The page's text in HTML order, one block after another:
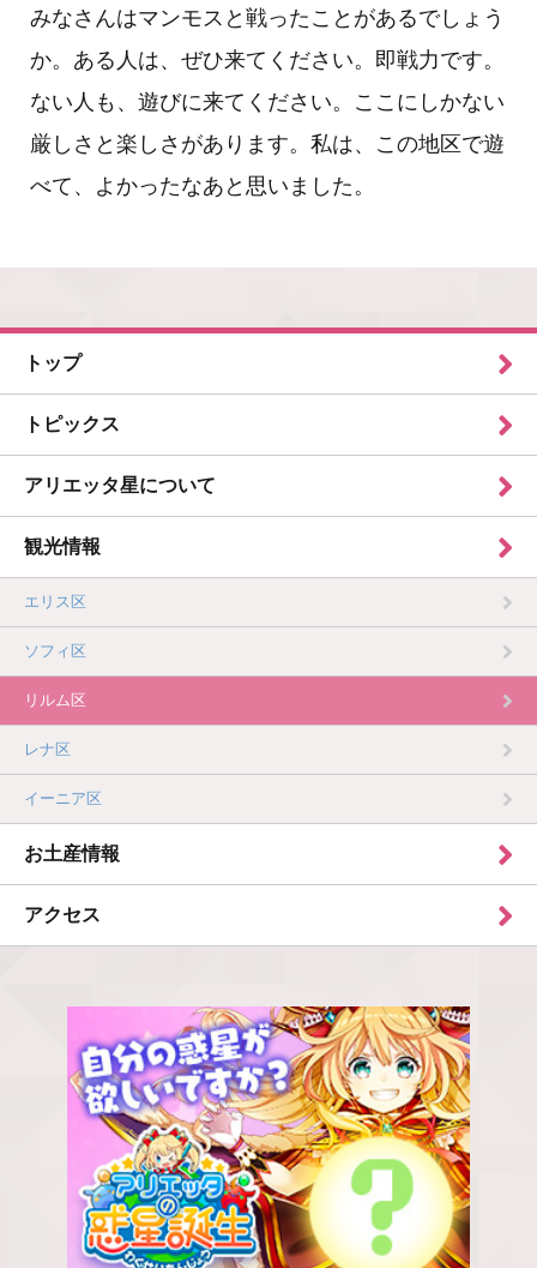
みなさんはマンモスと戦ったことがあるでしょう
か。ある人は、ぜひ来てください。即戦力です。
ない人も、遊びに来てください。ここにしかない
厳しさと楽しさがあります。私は、この地区で遊
べて、よかったなあと思いました。
トップ
トピックス
アリエッタ星について
観光情報
エリス区
ソフィ区
リルム区
レナ区
イーニア区
お土産情報
アクセス